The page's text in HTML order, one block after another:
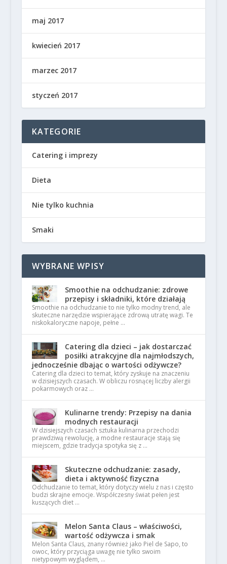
maj 2017
kwiecień 2017
marzec 2017
styczeń 2017
KATEGORIE
Catering i imprezy
Dieta
Nie tylko kuchnia
Smaki
WYBRANE WPISY
Smoothie na odchudzanie: zdrowe
przepisy i składniki, które działają
Smoothie na odchudzanie to nie tylko modny trend, ale
skuteczne narzędzie wspierające zdrową utratę wagi. Te
niskokaloryczne napoje, pełne …
Catering dla dzieci – jak dostarczać
posiłki atrakcyjne dla najmłodszych,
jednocześnie dbając o wartości odżywcze?
Catering dla dzieci to temat, który zyskuje na znaczeniu
w dzisiejszych czasach. W obliczu rosnącej liczby alergii
pokarmowych oraz …
Kulinarne trendy: Przepisy na dania
modnych restauracji
W dzisiejszych czasach sztuka kulinarna przechodzi
prawdziwą rewolucję, a modne restauracje stają się
miejscem, gdzie tradycja spotyka się z …
Skuteczne odchudzanie: zasady,
dieta i aktywność fizyczna
Odchudzanie to temat, który dotyczy wielu z nas i często
budzi skrajne emocje. Współczesny świat pełen jest
kuszących diet …
Melon Santa Claus – właściwości,
wartość odżywcza i smak
Melon Santa Claus, znany również jako Piel de Sapo, to
owoc, który przyciąga uwagę nie tylko swoim
nietypowym wyglądem, …